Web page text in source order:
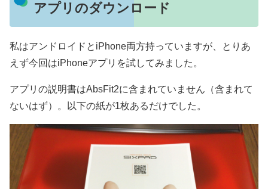
アプリのダウンロード
私はアンドロイドとiPhone両方持っていますが、とりあ
えず今回はiPhoneアプリを試してみました。
アプリの説明書はAbsFit2に含まれていません（含まれて
ないはず）。以下の紙が1枚あるだけでした。